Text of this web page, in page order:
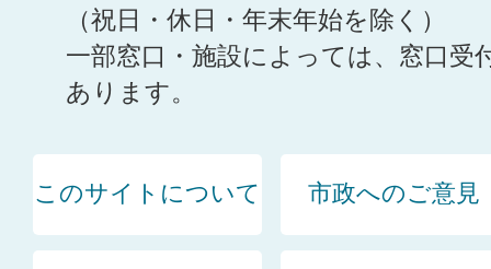
（祝日・休日・年末年始を除く）
一部窓口・施設によっては、窓口受
あります。
このサイトについて 市政へのご意見